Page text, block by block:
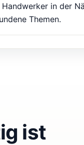
Handwerker in der
Themen.
ist